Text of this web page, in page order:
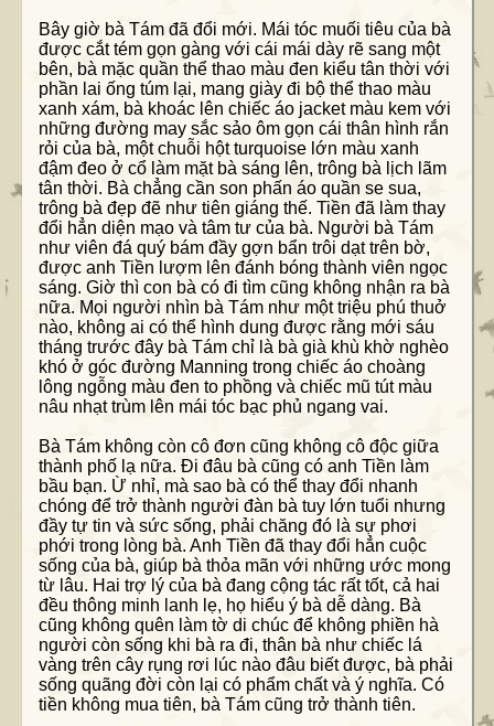
Bây giờ bà Tám đã đổi mới. Mái tóc muối tiêu của bà
được cắt tém gọn gàng với cái mái dày rẽ sang một
bên, bà mặc quần thể thao màu đen kiểu tân thời với
phần lai ống túm lại, mang giày đi bộ thể thao màu
xanh xám, bà khoác lên chiếc áo jacket màu kem với
những đường may sắc sảo ôm gọn cái thân hình rắn
rỏi của bà, một chuỗi hột turquoise lớn màu xanh
đậm đeo ở cổ làm mặt bà sáng lên, trông bà lịch lãm
tân thời. Bà chẳng cần son phấn áo quần se sua,
trông bà đẹp đẽ như tiên giáng thế. Tiền đã làm thay
đổi hẳn diện mạo và tâm tư của bà. Người bà Tám
như viên đá quý bám đầy gợn bẩn trôi dạt trên bờ,
được anh Tiền lượm lên đánh bóng thành viên ngọc
sáng. Giờ thì con bà có đi tìm cũng không nhận ra bà
nữa. Mọi người nhìn bà Tám như một triệu phú thuở
nào, không ai có thể hình dung được rằng mới sáu
tháng trước đây bà Tám chỉ là bà già khù khờ nghèo
khó ở góc đường Manning trong chiếc áo choàng
lông ngỗng màu đen to phồng và chiếc mũ tút màu
nâu nhạt trùm lên mái tóc bạc phủ ngang vai.
Bà Tám không còn cô đơn cũng không cô độc giữa
thành phố lạ nữa. Đi đâu bà cũng có anh Tiền làm
bầu bạn. Ừ nhỉ, mà sao bà có thể thay đổi nhanh
chóng để trở thành người đàn bà tuy lớn tuổi nhưng
đầy tự tin và sức sống, phải chăng đó là sự phơi
phới trong lòng bà. Anh Tiền đã thay đổi hẳn cuộc
sống của bà, giúp bà thỏa mãn với những ước mong
từ lâu. Hai trợ lý của bà đang cộng tác rất tốt, cả hai
đều thông minh lanh lẹ, họ hiểu ý bà dễ dàng. Bà
cũng không quên làm tờ di chúc để không phiền hà
người còn sống khi bà ra đi, thân bà như chiếc lá
vàng trên cây rụng rơi lúc nào đâu biết được, bà phải
sống quãng đời còn lại có phẩm chất và ý nghĩa. Có
tiền không mua tiên, bà Tám cũng trở thành tiên.